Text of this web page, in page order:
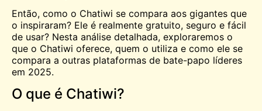
Então, como o Chatiwi se compara aos gigantes que
o inspiraram? Ele é realmente gratuito, seguro e fácil
de usar? Nesta análise detalhada, exploraremos o
que o Chatiwi oferece, quem o utiliza e como ele se
compara a outras plataformas de bate-papo líderes
em 2025.
O que é Chatiwi?